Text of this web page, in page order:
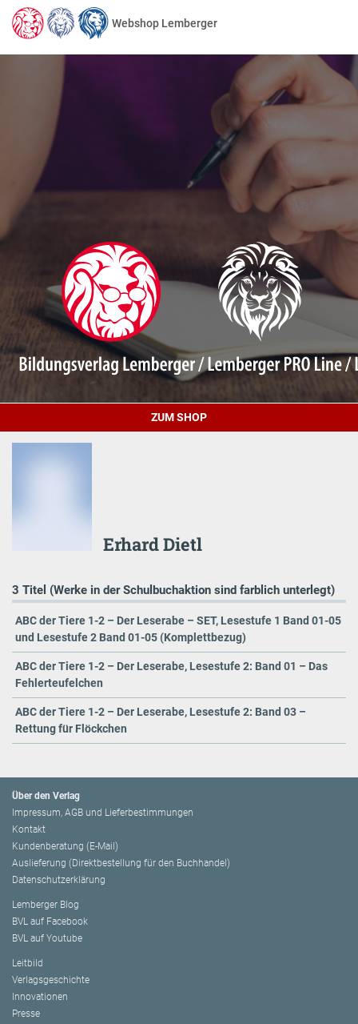
Webshop Lemberger
ZUM SHOP
Erhard Dietl
3 Titel (Werke in der Schulbuchaktion sind farblich unterlegt)
ABC der Tiere 1-2 – Der Leserabe – SET, Lesestufe 1 Band 01-05
und Lesestufe 2 Band 01-05 (Komplettbezug)
ABC der Tiere 1-2 – Der Leserabe, Lesestufe 2: Band 01 – Das
Fehlerteufelchen
ABC der Tiere 1-2 – Der Leserabe, Lesestufe 2: Band 03 –
Rettung für Flöckchen
Über den Verlag
Impressum, AGB und Lieferbestimmungen
Kontakt
Kundenberatung (E-Mail)
Auslieferung (Direktbestellung für den Buchhandel)
Datenschutzerklärung
Lemberger Blog
BVL auf Facebook
BVL auf Youtube
Leitbild
Verlagsgeschichte
Innovationen
Presse